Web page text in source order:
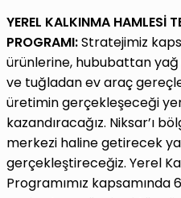
YEREL KALKINMA HAMLESİ
PROGRAMI:Stratejimiz
ürünlerine, hububattan
ve tuğladan ev araç
üretimin gerçekleşeceği
kazandıracağız. Niksar’ı
merkezi haline getirecek
gerçekleştireceğiz. Yerel
Programımız kapsamında